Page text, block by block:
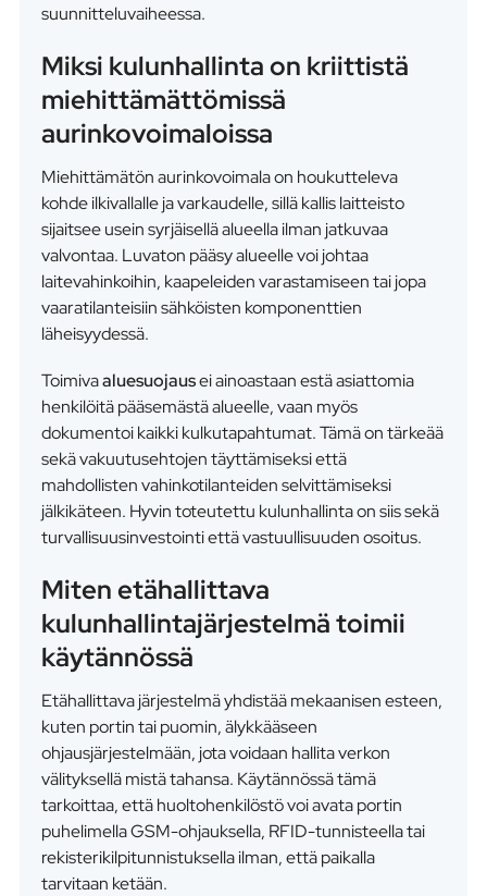
suunnitteluvaiheessa.
Miksi kulunhallinta on kriittistä
miehittämättömissä
aurinkovoimaloissa
Miehittämätön aurinkovoimala on houkutteleva
kohde ilkivallalle ja varkaudelle, sillä kallis laitteisto
sijaitsee usein syrjäisellä alueella ilman jatkuvaa
valvontaa. Luvaton pääsy alueelle voi johtaa
laitevahinkoihin, kaapeleiden varastamiseen tai jopa
vaaratilanteisiin sähköisten komponenttien
läheisyydessä.
Toimivaaluesuojausei ainoastaan estä asiattomia
henkilöitä pääsemästä alueelle, vaan myös
dokumentoi kaikki kulkutapahtumat. Tämä on tärkeää
sekä vakuutusehtojen täyttämiseksi että
mahdollisten vahinkotilanteiden selvittämiseksi
jälkikäteen. Hyvin toteutettu kulunhallinta on siis sekä
turvallisuusinvestointi että vastuullisuuden osoitus.
Miten etähallittava
kulunhallintajärjestelmä toimii
käytännössä
Etähallittava järjestelmä yhdistää mekaanisen esteen,
kuten portin tai puomin, älykkääseen
ohjausjärjestelmään, jota voidaan hallita verkon
välityksellä mistä tahansa. Käytännössä tämä
tarkoittaa, että huoltohenkilöstö voi avata portin
puhelimella GSM-ohjauksella, RFID-tunnisteella tai
rekisterikilpitunnistuksella ilman, että paikalla
tarvitaan ketään.